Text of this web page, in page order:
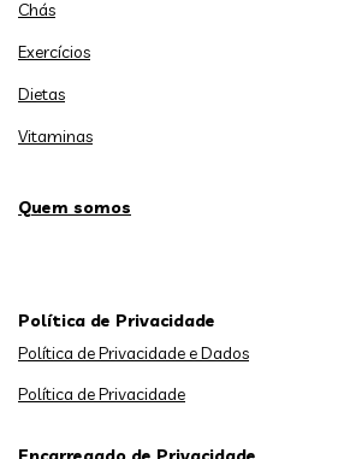
Chás
Exercícios
Dietas
Vitaminas
Quem somos
Política de Privacidade
Política de Privacidade e Dados
Política de Privacidade